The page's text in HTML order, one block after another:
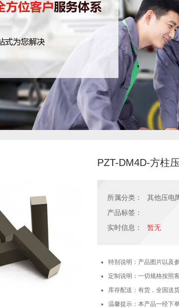
PZT-DM4D-方柱
所属分类：
其他压电
产品标签：
实时信息：
暂无
特别说明：产品图片以及
定制说明：一切规格按照
库存配送：有货，全国送
温馨提示：本产品一经下